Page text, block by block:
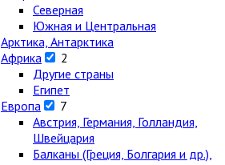
Северная
Южная и Центральная
Арктика, Антарктика
Африка
2
Другие страны
Египет
Европа
7
Австрия, Германия, Голландия,
Швейцария
Балканы (Греция, Болгария и др.),